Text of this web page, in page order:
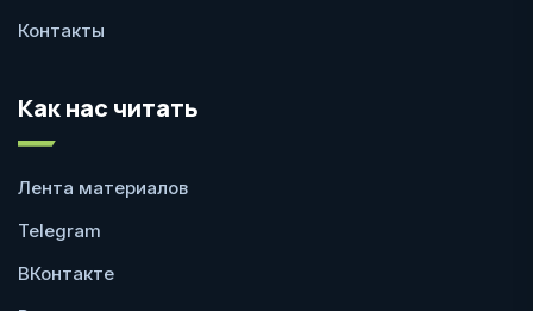
Контакты
Как нас читать
Лента материалов
Telegram
ВКонтакте